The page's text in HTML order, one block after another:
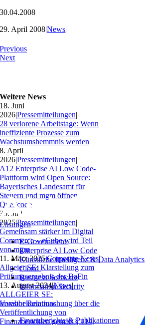
30.04.2008
29. April 2008|News|
Previous
Next
Weitere News
18. Juni
2026|Pressemitteilungen|
28 verlorene Arbeitstage: Wenn
ineffiziente Prozesse zum
Wachstumshemmnis werden
8. April
2026|Pressemitteilungen|
A12 Enterprise AI Low Code-
Plattform wird Open Source:
Bayerisches Landesamt für
Steuern und mgm öffnen
Quellcode
30. Juli
2025|Pressemitteilungen|
Gemeinsam stärker im Digital
Commerce – eCube wird Teil
von mgm
11. März 2025|Corporate News|
Allgeier SE: Klarstellung zum
Prüfungsergebnis der BaFin
13. August 2024|News|
ALLGEIER SE:
Vorabbekanntmachung über die
Veröffentlichung von
Finanzberichten gemäß § 114,
Lösungen
E-Government
Enterprise AI Low Code
Künstliche Intelligenz & Data Analytics
Cloud
Business Software
Information Security
Investor Relations
Finanzberichte & Publikationen